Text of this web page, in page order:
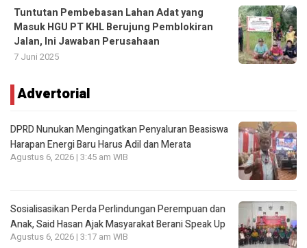
Tuntutan Pembebasan Lahan Adat yang
Masuk HGU PT KHL Berujung Pemblokiran
Jalan, Ini Jawaban Perusahaan
7 Juni 2025
Advertorial
DPRD Nunukan Mengingatkan Penyaluran Beasiswa
Harapan Energi Baru Harus Adil dan Merata
Agustus 6, 2026 | 3:45 am WIB
Sosialisasikan Perda Perlindungan Perempuan dan
Anak, Said Hasan Ajak Masyarakat Berani Speak Up
Agustus 6, 2026 | 3:17 am WIB